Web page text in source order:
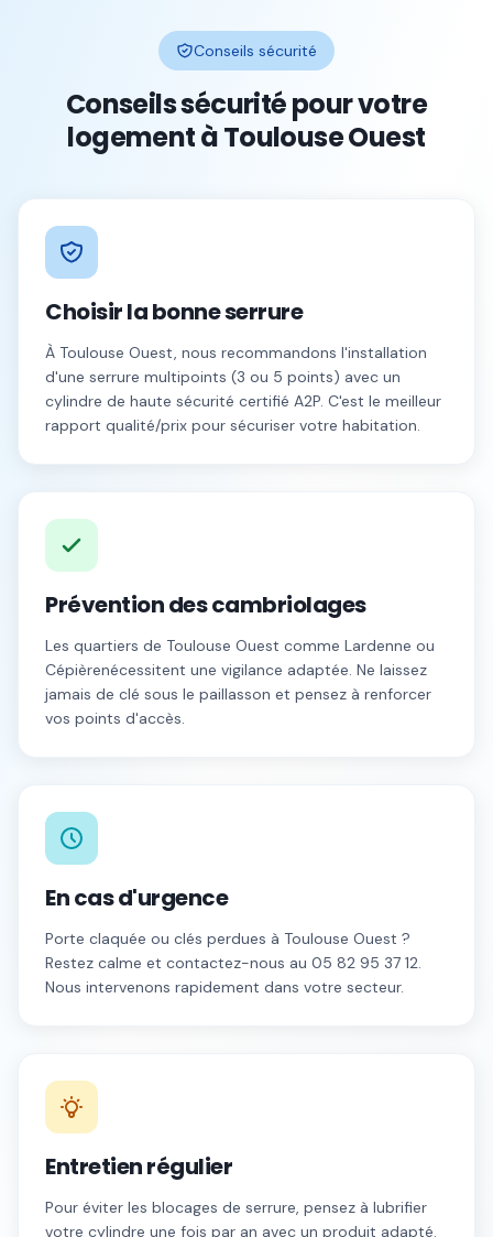
Conseils sécurité
Conseils sécurité pour votre
logement àToulouse Ouest
Choisir la bonne serrure
À Toulouse Ouest, nous recommandons l'installation
d'une serrure multipoints (3 ou 5 points) avec un
cylindre de haute sécurité certifié A2P. C'est le meilleur
rapport qualité/prix pour sécuriser votre habitation.
Prévention des cambriolages
Les quartiers de Toulouse Ouest comme Lardenne ou
Cépièrenécessitent une vigilance adaptée. Ne laissez
jamais de clé sous le paillasson et pensez à renforcer
vos points d'accès.
En cas d'urgence
Porte claquée ou clés perdues à Toulouse Ouest ?
Restez calme et contactez-nous au 05 82 95 37 12.
Nous intervenons rapidement dans votre secteur.
Entretien régulier
Pour éviter les blocages de serrure, pensez à lubrifier
votre cylindre une fois par an avec un produit adapté.